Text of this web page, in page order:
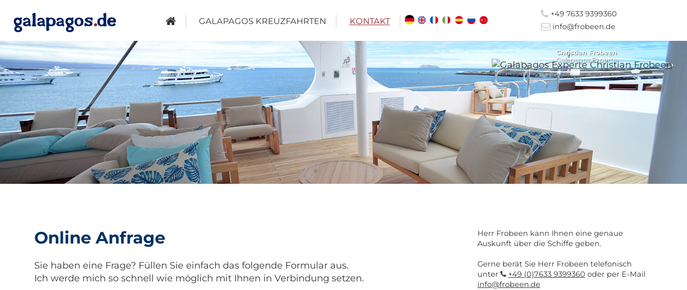
GALAPAGOS KREUZFAHRTEN KONTAKT
+49 7633 9399360
info@frobeen.de
Christian Frobeen
Galapagos Experte
Online Anfrage
Sie haben eine Frage? Füllen Sie einfach das folgende Formular aus.
Ich werde mich so schnell wie möglich mit Ihnen in Verbindung setzen.
Herr Frobeen kann Ihnen eine genaue
Auskunft über die Schiffe geben.
Gerne berät Sie Herr Frobeen telefonisch
unter
+49 (0)7633 9399360 oder per E-Mail
info@frobeen.de